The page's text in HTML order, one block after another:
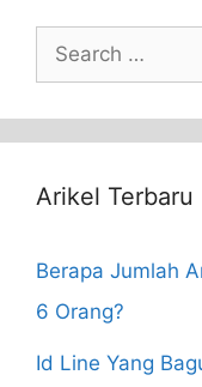
Search
for:
Arikel Terbaru
Berapa Jumlah
6 Orang?
Id Line Yang